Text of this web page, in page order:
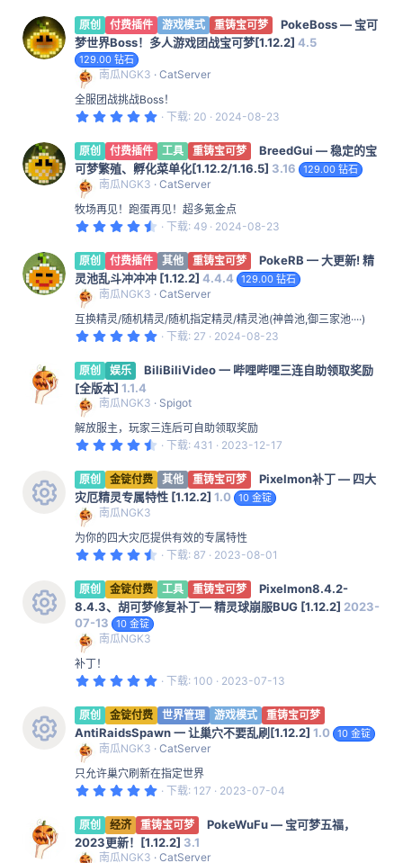
标
0
星
原创 付费插件 游戏模式 重铸宝可梦
PokeBoss — 宝可
梦世界Boss！多人游戏团战宝可梦[1.12.2] 4.5
129.00 钻石
南瓜NGK3
CatServer
全服团战挑战Boss！
5
0
星
下载 20 2024-08-23
原创 付费插件 工具 重铸宝可梦
BreedGui — 稳定的宝
可梦繁殖、孵化菜单化[1.12.2/1.16.5] 3.16 129.00 钻石
南瓜NGK3
CatServer
牧场再见！跑蛋再见！超多氪金点
4
0
星
下载 49 2024-08-23
原创 付费插件 其他 重铸宝可梦
PokeRB — 大更新! 精
灵池乱斗冲冲冲 [1.12.2] 4.4.4 129.00 钻石
南瓜NGK3
CatServer
互换精灵/随机精灵/随机指定精灵/精灵池(神兽池,御三家池····)
5
0
下载 27 2024-08-23
原创 娱乐
BiliBiliVideo 一 哔哩哔哩三连自助领取奖励
[全版本] 1.1.4
南瓜NGK3
Spigot
解放服主，玩家三连后可自助领取奖励
4
6
星
下载 431 2023-12-17
标
原创 金锭付费 其他 重铸宝可梦
Pixelmon补丁 — 四大
灾厄精灵专属特性 [1.12.2] 1.0 10 金锭
南瓜NGK3
为你的四大灾厄提供有效的专属特性
4
5
星
下载 87 2023-08-01
标
原创 金锭付费 工具 重铸宝可梦
Pixelmon8.4.2-
8.4.3、胡可梦修复补丁— 精灵球崩服BUG [1.12.2] 2023-
07-13
10 金锭
南瓜NGK3
补丁！
5
0
星
下载 100 2023-07-13
图
标
原创 金锭付费 世界管理 游戏模式 重铸宝可梦
AntiRaidsSpawn 一 让巢穴不要乱刷[1.12.2] 1.0 10 金锭
南瓜NGK3
CatServer
只允许巢穴刷新在指定世界
5
0
星
下载 127 2023-07-04
原创 经济 重铸宝可梦
PokeWuFu — 宝可梦五福，
2023更新！[1.12.2] 3.1
南瓜NGK3
CatServer